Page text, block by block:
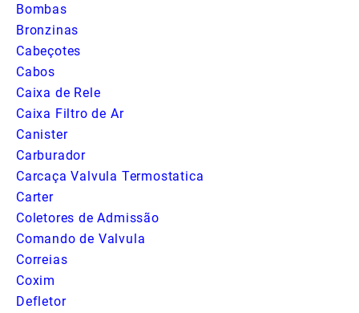
Bombas
Bronzinas
Cabeçotes
Cabos
Caixa de Rele
Caixa Filtro de Ar
Canister
Carburador
Carcaça Valvula Termostatica
Carter
Coletores de Admissão
Comando de Valvula
Correias
Coxim
Defletor